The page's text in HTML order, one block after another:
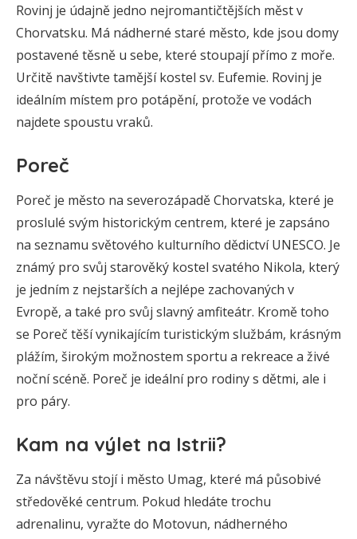
Rovinj je údajně jedno nejromantičtějších měst v
Chorvatsku. Má nádherné staré město, kde jsou domy
postavené těsně u sebe, které stoupají přímo z moře.
Určitě navštivte tamější kostel sv. Eufemie. Rovinj je
ideálním místem pro potápění, protože ve vodách
najdete spoustu vraků.
Poreč
Poreč je město na severozápadě Chorvatska, které je
proslulé svým historickým centrem, které je zapsáno
na seznamu světového kulturního dědictví UNESCO. Je
známý pro svůj starověký kostel svatého Nikola, který
je jedním z nejstarších a nejlépe zachovaných v
Evropě, a také pro svůj slavný amfiteátr. Kromě toho
se Poreč těší vynikajícím turistickým službám, krásným
plážím, širokým možnostem sportu a rekreace a živé
noční scéně. Poreč je ideální pro rodiny s dětmi, ale i
pro páry.
Kam na výlet na Istrii?
Za návštěvu stojí i město Umag, které má působivé
středověké centrum. Pokud hledáte trochu
adrenalinu, vyražte do Motovun, nádherného